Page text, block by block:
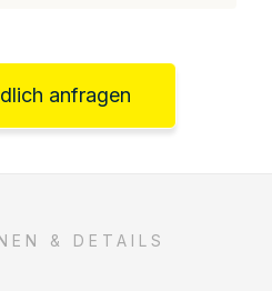
anfragen
& DETAILS